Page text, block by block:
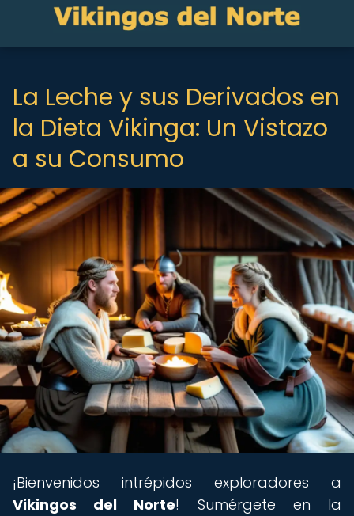
La Leche y sus Derivados en
la Dieta Vikinga: Un Vistazo
a su Consumo
¡Bienvenidos intrépidos exploradores a
Vikingos del Norte! Sumérgete en la